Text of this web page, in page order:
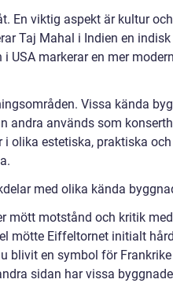
En viktig aspekt är kultur och
Taj Mahal i Indien en indisk
USA markerar en mer
Vissa kända
andra används som
i olika estetiska, praktiska och
med olika kända
mött motstånd och kritik
mötte Eiffeltornet initialt
blivit en symbol för
sidan har vissa